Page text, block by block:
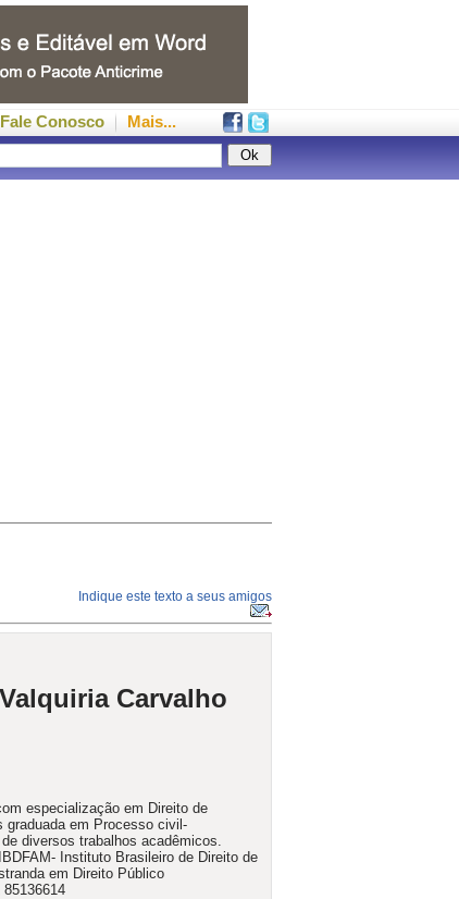
Fale Conosco Mais...
Indique este texto a seus amigos
Valquiria Carvalho
especialização em Direito de
graduada em Processo civil-
diversos trabalhos acadêmicos.
Instituto Brasileiro de Direito de
em Direito Público